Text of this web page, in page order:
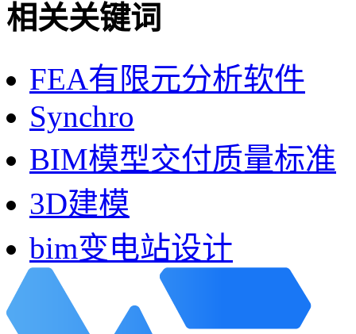
相关关键词
FEA有限元分析软件
Synchro
BIM模型交付质量标准
3D建模
bim变电站设计